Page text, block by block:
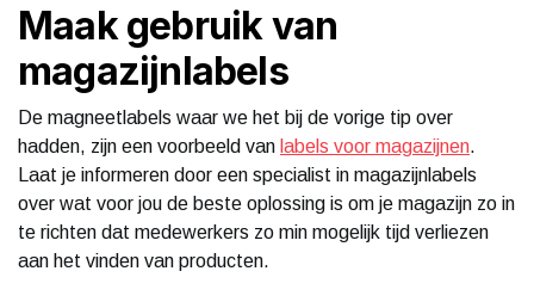
Maak gebruik van
magazijnlabels
De magneetlabels waar we het bij de vorige tip over
hadden, zijn een voorbeeld van labels voor magazijnen.
Laat je informeren door een specialist in magazijnlabels
over wat voor jou de beste oplossing is om je magazijn zo in
te richten dat medewerkers zo min mogelijk tijd verliezen
aan het vinden van producten.